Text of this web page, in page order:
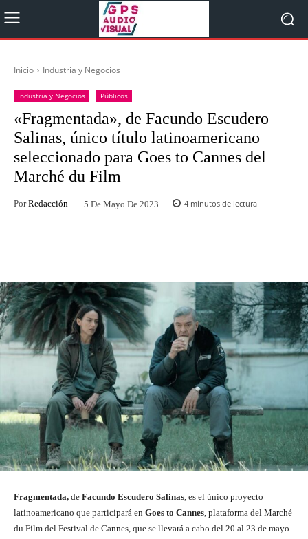
Inicio Industria y Negocios
Industria y Negocios Públicos
«Fragmentada», de Facundo Escudero
Salinas, único título latinoamericano
seleccionado para Goes to Cannes del
Marché du Film
Por Redacción 5 De Mayo De 2023 4 minutos de lectura
Fragmentada, de Facundo Escudero Salinas , es el único proyecto
latinoamericano que participará en Goes to Cannes , plataforma del Marché
du Film del Festival de Cannes, que se llevará a cabo del 20 al 23 de mayo.